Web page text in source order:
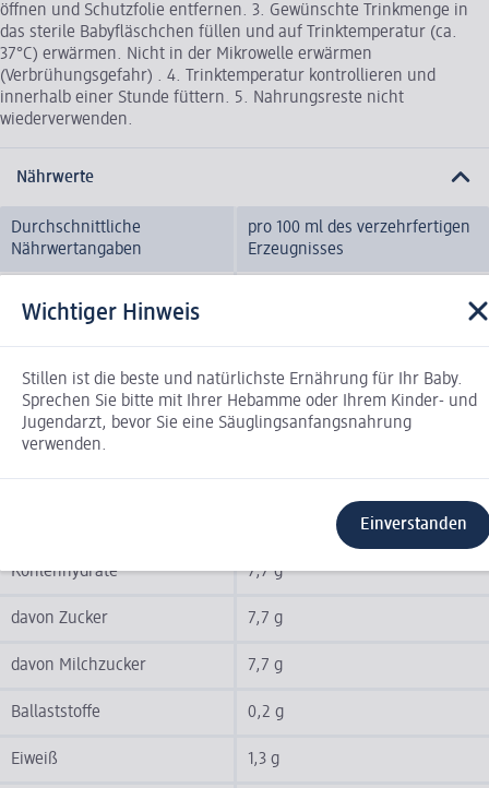
öffnen und Schutzfolie entfernen. 3. Gewünschte Trinkmenge in
das sterile Babyfläschchen füllen und auf Trinktemperatur (ca.
37°C) erwärmen. Nicht in der Mikrowelle erwärmen
(Verbrühungsgefahr) . 4. Trinktemperatur kontrollieren und
innerhalb einer Stunde füttern. 5. Nahrungsreste nicht
wiederverwenden.
Nährwerte
Durchschnittliche
Nährwertangaben
pro 100 ml des verzehrfertigen
Erzeugnisses
davon gesättigte Fettsäuren 0,3 g
davon einfach ungesättigte
Kohlenhydrate 7,7 g
davon Zucker 7,7 g
davon Milchzucker 7,7 g
Ballaststoffe 0,2 g
Eiweiß 1,3 g
Wichtiger Hinweis
Stillen ist die beste und natürlichste Ernährung für Ihr Baby.
Sprechen Sie bitte mit Ihrer Hebamme oder Ihrem Kinder- und
Jugendarzt, bevor Sie eine Säuglingsanfangsnahrung
verwenden.
Einverstanden